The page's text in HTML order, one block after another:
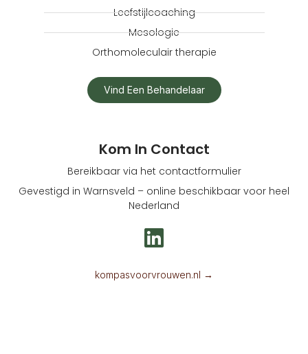
Leefstijlcoaching
Mesologie
Orthomoleculair therapie
Vind Een Behandelaar
Kom In Contact
Bereikbaar via het contactformulier
Gevestigd in Warnsveld – online beschikbaar voor heel
Nederland
L
n
kompasvoorvrouwen.nl →